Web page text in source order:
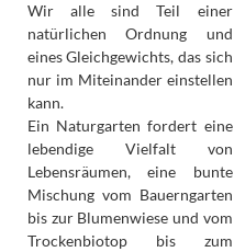
Wir alle sind Teil einer
natürlichen Ordnung und
eines Gleichgewichts, das sich
nur im Miteinander einstellen
kann.
Ein Naturgarten fordert eine
lebendige Vielfalt von
Lebensräumen, eine bunte
Mischung vom Bauerngarten
bis zur Blumenwiese und vom
Trockenbiotop bis zum